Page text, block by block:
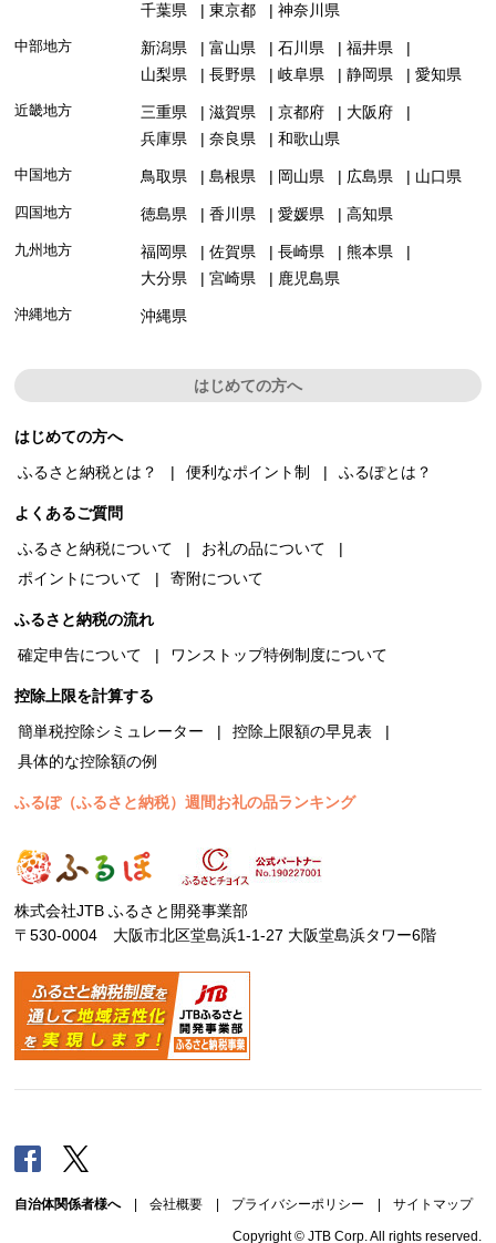
千葉県
東京都 神奈川県
中部地方 新潟県 富山県 石川県
福井県
山梨県
長野県 岐阜県 静岡県 愛知県
近畿地方 三重県 滋賀県 京都府
大阪府
兵庫県
奈良県 和歌山県
中国地方 鳥取県 島根県 岡山県 広島県 山口県
四国地方 徳島県 香川県 愛媛県 高知県
九州地方 福岡県 佐賀県 長崎県
熊本県
大分県
宮崎県 鹿児島県
沖縄地方 沖縄県
はじめての方へ
はじめての方へ
ふるさと納税とは？
便利なポイント制 ふるぽとは？
よくあるご質問
ふるさと納税について
お礼の品について
ポイントについて
寄附について
ふるさと納税の流れ
確定申告について
ワンストップ特例制度について
控除上限を計算する
簡単税控除シミュレーター
控除上限額の早見表
具体的な控除額の例
ふるぽ（ふるさと納税）週間お礼の品ランキング
株式会社JTB ふるさと開発事業部
〒530-0004 大阪市北区堂島浜1-1-27 大阪堂島浜タワー6階
Facebook
自治体関係者様へ| 会社概要 プライバシーポリシー サイトマップ
Copyright © JTB Corp. All rights reserved.